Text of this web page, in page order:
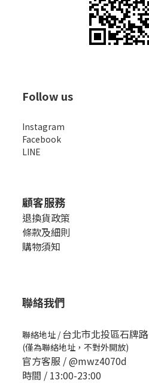
Follow us
Instagram
Facebook
LINE
顧客服務
退換貨政策
條款及細則
購物須知
聯絡我們
聯絡地址 /台北市北投區石牌
(僅為聯絡地址，不對外開放)
官方客服 /@mwz4070d
時間 / 13:00-23:00